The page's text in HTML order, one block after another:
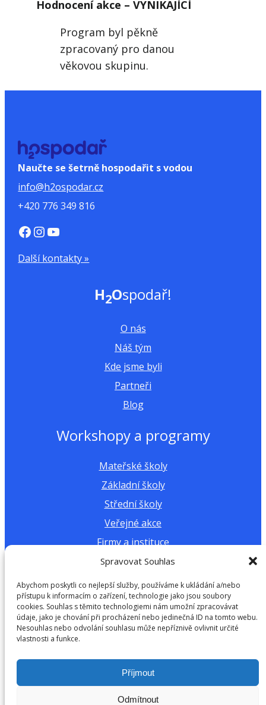
Spravovat Souhlas
Abychom poskytli co nejlepší služby, používáme k ukládání a/nebo
přístupu k informacím o zařízení, technologie jako jsou soubory
cookies. Souhlas s těmito technologiemi nám umožní zpracovávat
údaje, jako je chování při procházení nebo jedinečná ID na tomto webu.
Nesouhlas nebo odvolání souhlasu může nepříznivě ovlivnit určité
vlastnosti a funkce.
Příjmout
Odmítnout
Hodnocení akce – VYNIKAJÍCÍ
Program byl pěkně
zpracovaný pro danou
věkovou skupinu.
Naučte se šetrně hospodařit s vodou
info@h2ospodar.cz
+420 776 349 816
https://www.facebook.com/H2Ospodar InstagramYouTube
Další kontakty »
H2Ospodař!
O nás
Náš tým
Kde jsme byli
Partneři
Blog
Workshopy a programy
Mateřské školy
Základní školy
Střední školy
Veřejné akce
Firmy a instituce
Další materiály a dokumenty
Výukové materiály
Kalkulačka vodní stopy
Copyright © 2026 H2Ospodař z.s. | Všechna práva
vyhrazena